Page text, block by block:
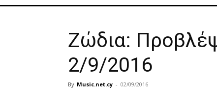
Ζώδια:
2/9/2016
By Music.net.cy - 02/09/2016